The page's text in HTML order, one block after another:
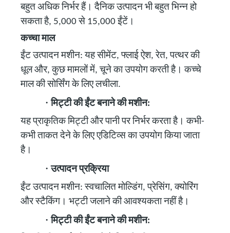
बहुत अधिक निर्भर हैं। दैनिक उत्पादन भी बहुत भिन्न हो
सकता है, 5,000 से 15,000 ईंटें।
कच्चा माल
ईंट उत्पादन मशीन: यह सीमेंट, फ्लाई ऐश, रेत, पत्थर की
धूल और, कुछ मामलों में, चूने का उपयोग करती है। कच्चे
माल की सोर्सिंग के लिए लचीला.
·मिट्टी की ईंट बनाने की मशीन:
यह प्राकृतिक मिट्टी और पानी पर निर्भर करता है। कभी-
कभी ताकत देने के लिए एडिटिव्स का उपयोग किया जाता
है।
·उत्पादन प्रक्रिया
ईंट उत्पादन मशीन: स्वचालित मोल्डिंग, प्रेसिंग, क्योरिंग
और स्टैकिंग। भट्टी जलाने की आवश्यकता नहीं है।
·मिट्टी की ईंट बनाने की मशीन: